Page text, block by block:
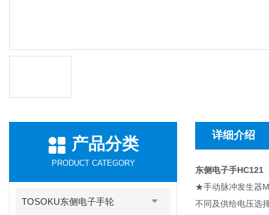
产品分类
PRODUCT CATEGORY
TOSOKU东侧电子手轮
详细介绍
东侧电子手HC121
★手动脉冲发生器
不同及供给电压选